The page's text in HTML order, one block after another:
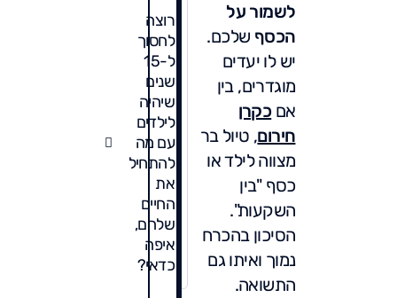
לשמור על
הכסף שלכם.
יש לו יעדים
מוגדרים, בין
אםכקרן
חירום, טיול בר
מצווה לילד או
כסף "בין
השקעות".
הסיכון בהכרח
נמוך ואיתו גם
התשואה.
רוצה
לחסוך
ל-15
שנים
שיהיה
לילדים
עם מה
להתחיל
את
החיים
שלהם,
איפה
כדאי?